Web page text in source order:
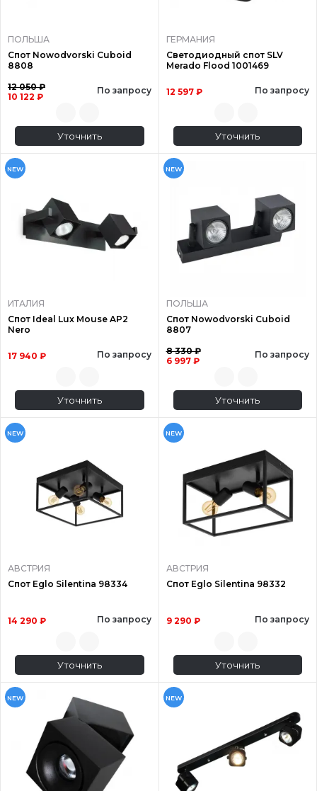
ПОЛЬША
Спот Nowodvorski Cuboid
8808
12 050 ₽
10 122 ₽
По запросу
Уточнить
ГЕРМАНИЯ
Светодиодный спот SLV
Merado Flood 1001469
12 597 ₽ По запросу
Уточнить
NEW
ИТАЛИЯ
Спот Ideal Lux Mouse AP2
Nero
17 940 ₽ По запросу
Уточнить
NEW
ПОЛЬША
Спот Nowodvorski Cuboid
8807
8 330 ₽
6 997 ₽
По запросу
Уточнить
NEW
АВСТРИЯ
Спот Eglo Silentina 98334
14 290 ₽ По запросу
Уточнить
NEW
АВСТРИЯ
Спот Eglo Silentina 98332
9 290 ₽ По запросу
Уточнить
NEW NEW